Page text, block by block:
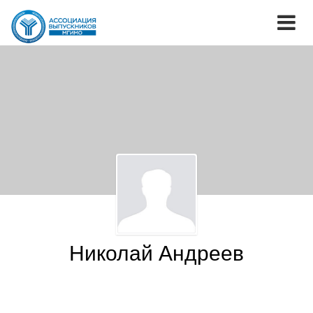
Николай Андреев